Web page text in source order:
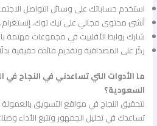
استخدم حساباتك على وسائل التواصل
أنشئ محتوى مجاني على تيك توك،
شارك روابط الأفلييت في مجموعات مهتمة
ركّز على المصداقية وتقديم فائدة حقيقية
ما الأدوات التي تساعدني في النجاح
السعودية؟
لتحقيق النجاح في مواقع التسويق
تساعدك في تحليل الجمهور وتتبع الأداء